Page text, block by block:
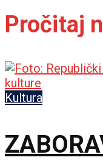
Pročitaj
Kultura